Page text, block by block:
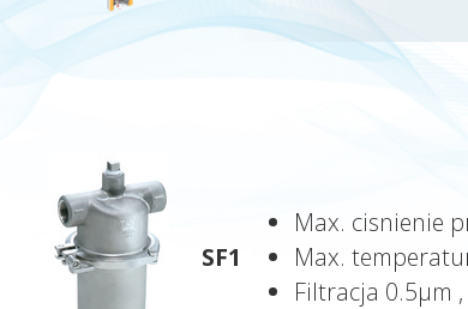
SF1
Max. cisnienie
Max.
Filtracja 0.5µm